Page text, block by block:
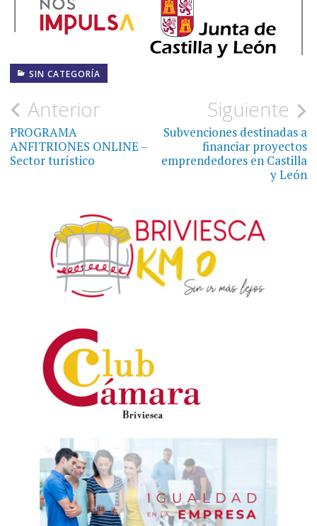
SIN CATEGORÍA
Navegación
de
entradas
Anterior
PROGRAMA
ANFITRIONES ONLINE –
Sector turístico
Siguiente
Subvenciones destinadas a
financiar proyectos
emprendedores en Castilla
y León